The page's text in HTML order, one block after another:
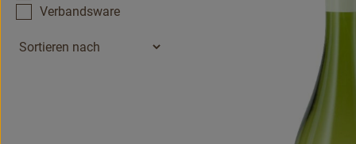
Verbandsware